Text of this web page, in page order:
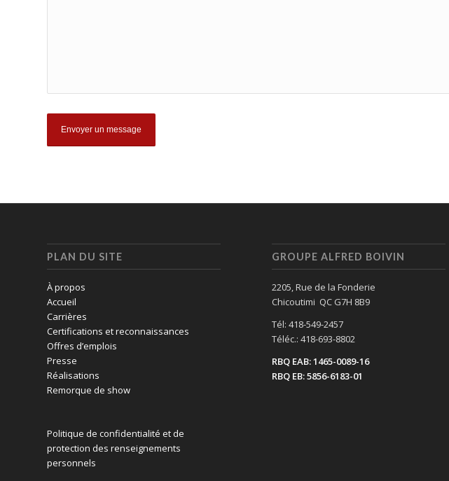
PLAN DU SITE
À propos
Accueil
Carrières
Certifications et reconnaissances
Offres d’emplois
Presse
Réalisations
Remorque de show
Politique de confidentialité et de
protection des renseignements
personnels
GROUPE ALFRED BOIVIN
2205, Rue de la Fonderie
Chicoutimi QC G7H 8B9
Tél: 418-549-2457
Téléc.: 418-693-8802
RBQ EAB: 1465-0089-16
RBQ EB: 5856-6183-01